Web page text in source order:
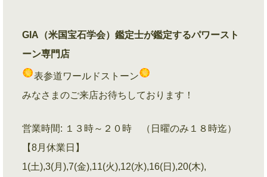
GIA（米国宝石学会）鑑定士が鑑定するパワースト
ーン専門店
表参道ワールドストーン
みなさまのご来店お待ちしております！
営業時間: １３時～２０時 （日曜のみ１８時迄）
【8月休業日】
1(土),3(月),7(金),11(火),12(水),16(日),20(木),